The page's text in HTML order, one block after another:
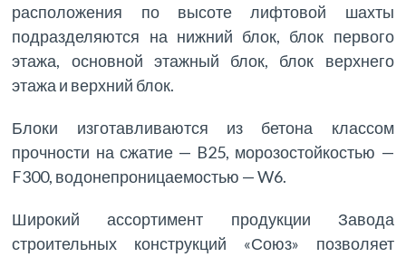
расположения по высоте лифтовой шахты
подразделяются на нижний блок, блок первого
этажа, основной этажный блок, блок верхнего
этажа и верхний блок.
Блоки изготавливаются из бетона классом
прочности на сжатие — B25, морозостойкостью —
F300, водонепроницаемостью — W6.
Широкий ассортимент продукции Завода
строительных конструкций «Союз» позволяет